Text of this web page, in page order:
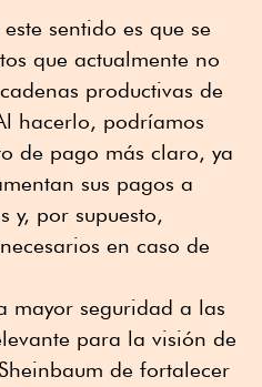
sentido es que se
que actualmente no
productivas de
hacerlo, podríamos
de pago más claro, ya
sus pagos a
y, por supuesto,
en caso de
mayor seguridad a las
para la visión de
de fortalecer